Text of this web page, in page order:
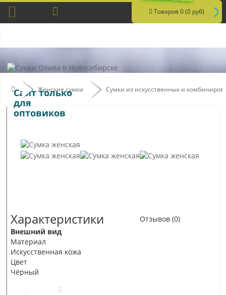
Товаров 0 (0 руб)
Сайт только
для
оптовиков
Женские сумки Сумки из искусственных и
Характеристики
Отзывов (0)
Внешний вид
Материал
Искусственная кожа
Цвет
Чёрный